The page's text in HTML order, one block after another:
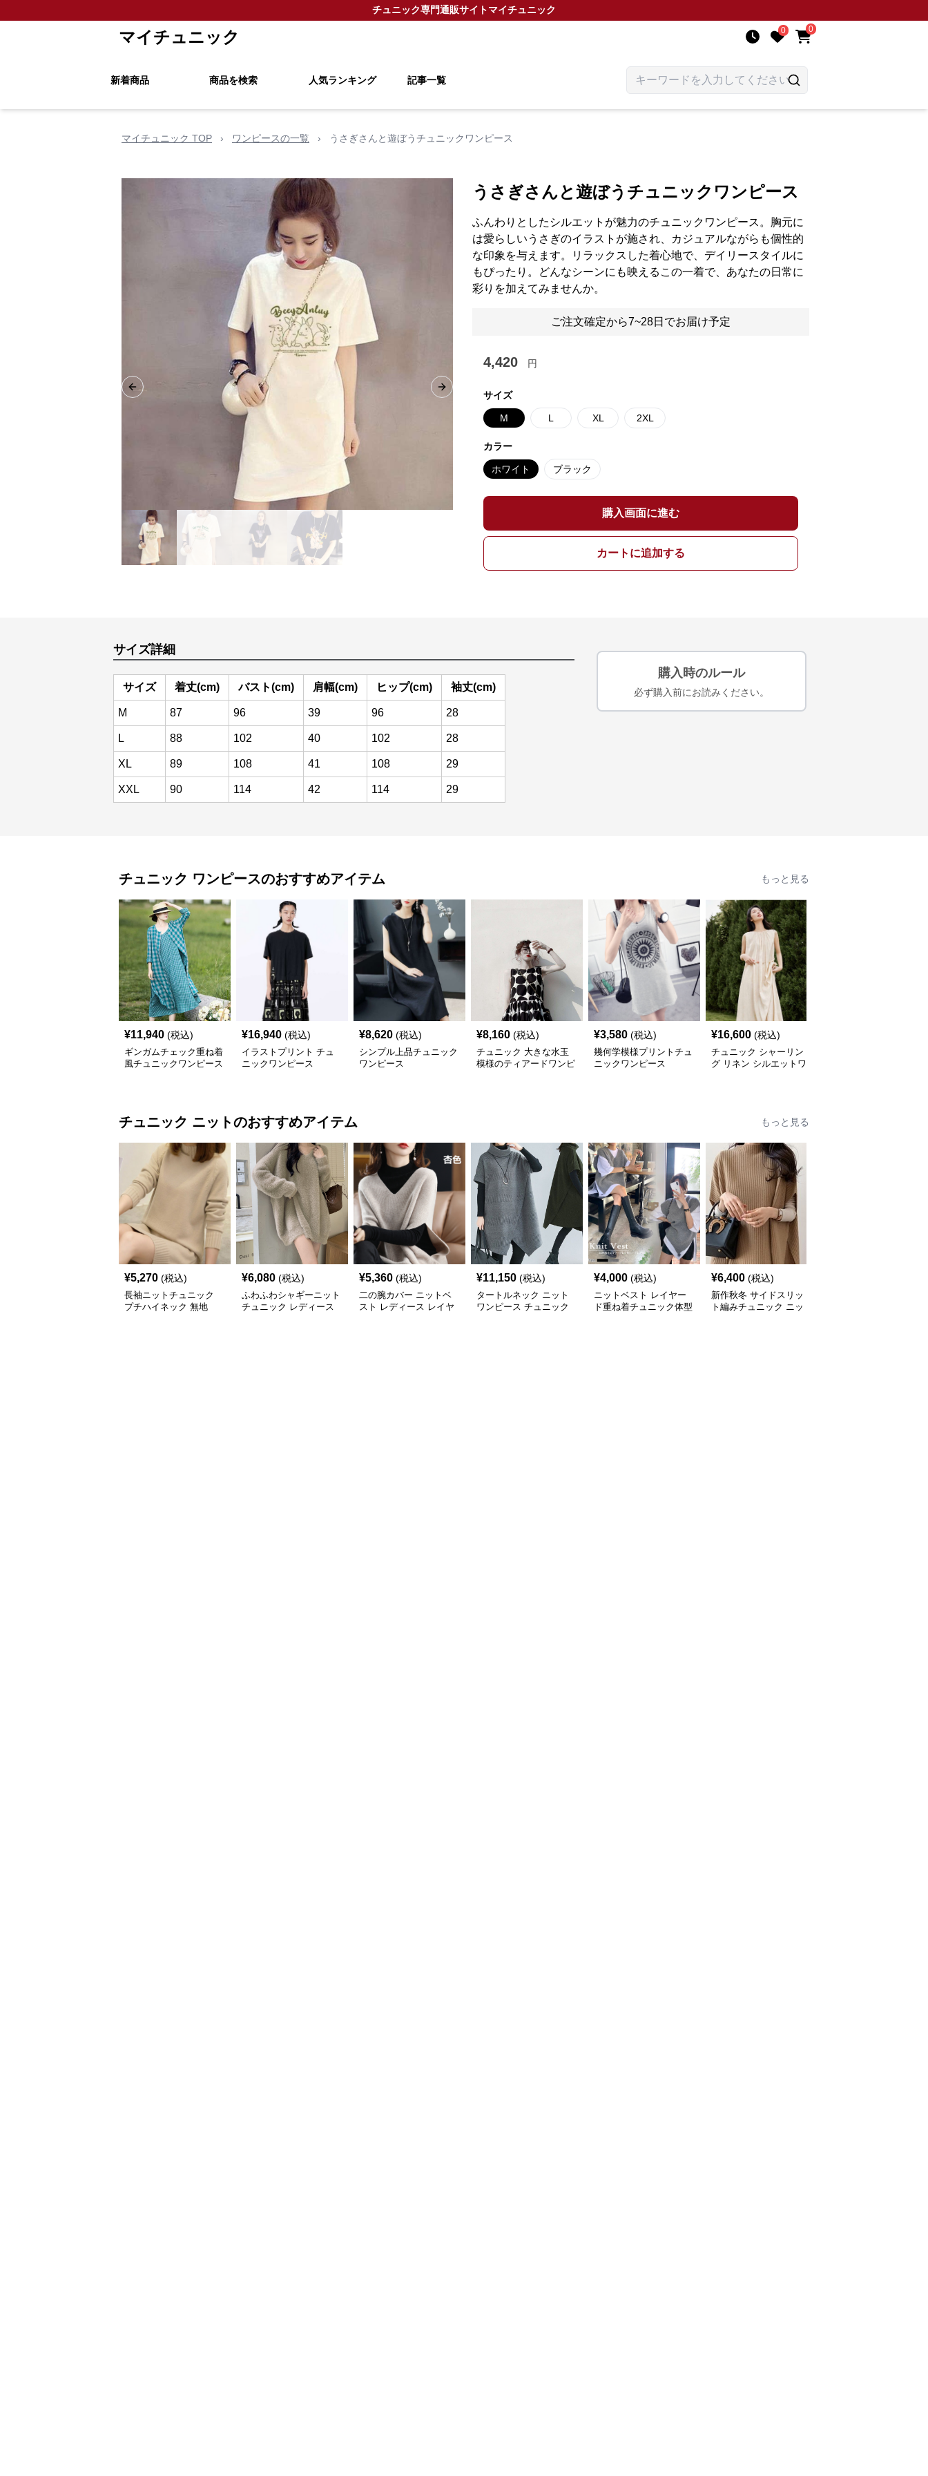
チュニック専門通販サイトマイチュニック
マイチュニック 0 0
新着商品 商品を検索 人気ランキング 記事一覧
マイチュニック TOP › ワンピースの一覧 › うさぎさんと遊ぼうチュニックワンピース
Previous slide Next slide
うさぎさんと遊ぼうチュニックワンピース
ふんわりとしたシルエットが魅力のチュニックワンピース。胸元に
は愛らしいうさぎのイラストが施され、カジュアルながらも個性的
な印象を与えます。リラックスした着心地で、デイリースタイルに
もぴったり。どんなシーンにも映えるこの一着で、あなたの日常に
彩りを加えてみませんか。
ご注文確定から7~28日でお届け予定
4,420 円
サイズ
M L XL 2XL
カラー
ホワイト ブラック
購入画面に進む
カートに追加する
サイズ詳細
サイズ 着丈(cm) バスト(cm) 肩幅(cm) ヒップ(cm) 袖丈(cm)
M 87 96 39 96 28
L 88 102 40 102 28
XL 89 108 41 108 29
XXL 90 114 42 114 29
購入時のルール
必ず購入前にお読みください。
チュニック ワンピースのおすすめアイテム もっと見る
¥11,940 (税込)
ギンガムチェック重ね着
風チュニックワンピース
¥16,940 (税込)
イラストプリント チュ
ニックワンピース
¥8,620 (税込)
シンプル上品チュニック
ワンピース
¥8,160 (税込)
チュニック 大きな水玉
模様のティアードワンピ
¥3,580 (税込)
幾何学模様プリントチュ
ニックワンピース
¥16,600 (税込)
チュニック シャーリン
グ リネン シルエットワ
チュニック ニットのおすすめアイテム もっと見る
¥5,270 (税込)
長袖ニットチュニック
プチハイネック 無地
¥6,080 (税込)
ふわふわシャギーニット
チュニック レディース
¥5,360 (税込)
二の腕カバー ニットベ
スト レディース レイヤ
¥11,150 (税込)
タートルネック ニット
ワンピース チュニック
¥4,000 (税込)
ニットベスト レイヤー
ド重ね着チュニック体型
¥6,400 (税込)
新作秋冬 サイドスリッ
ト編みチュニック ニッ